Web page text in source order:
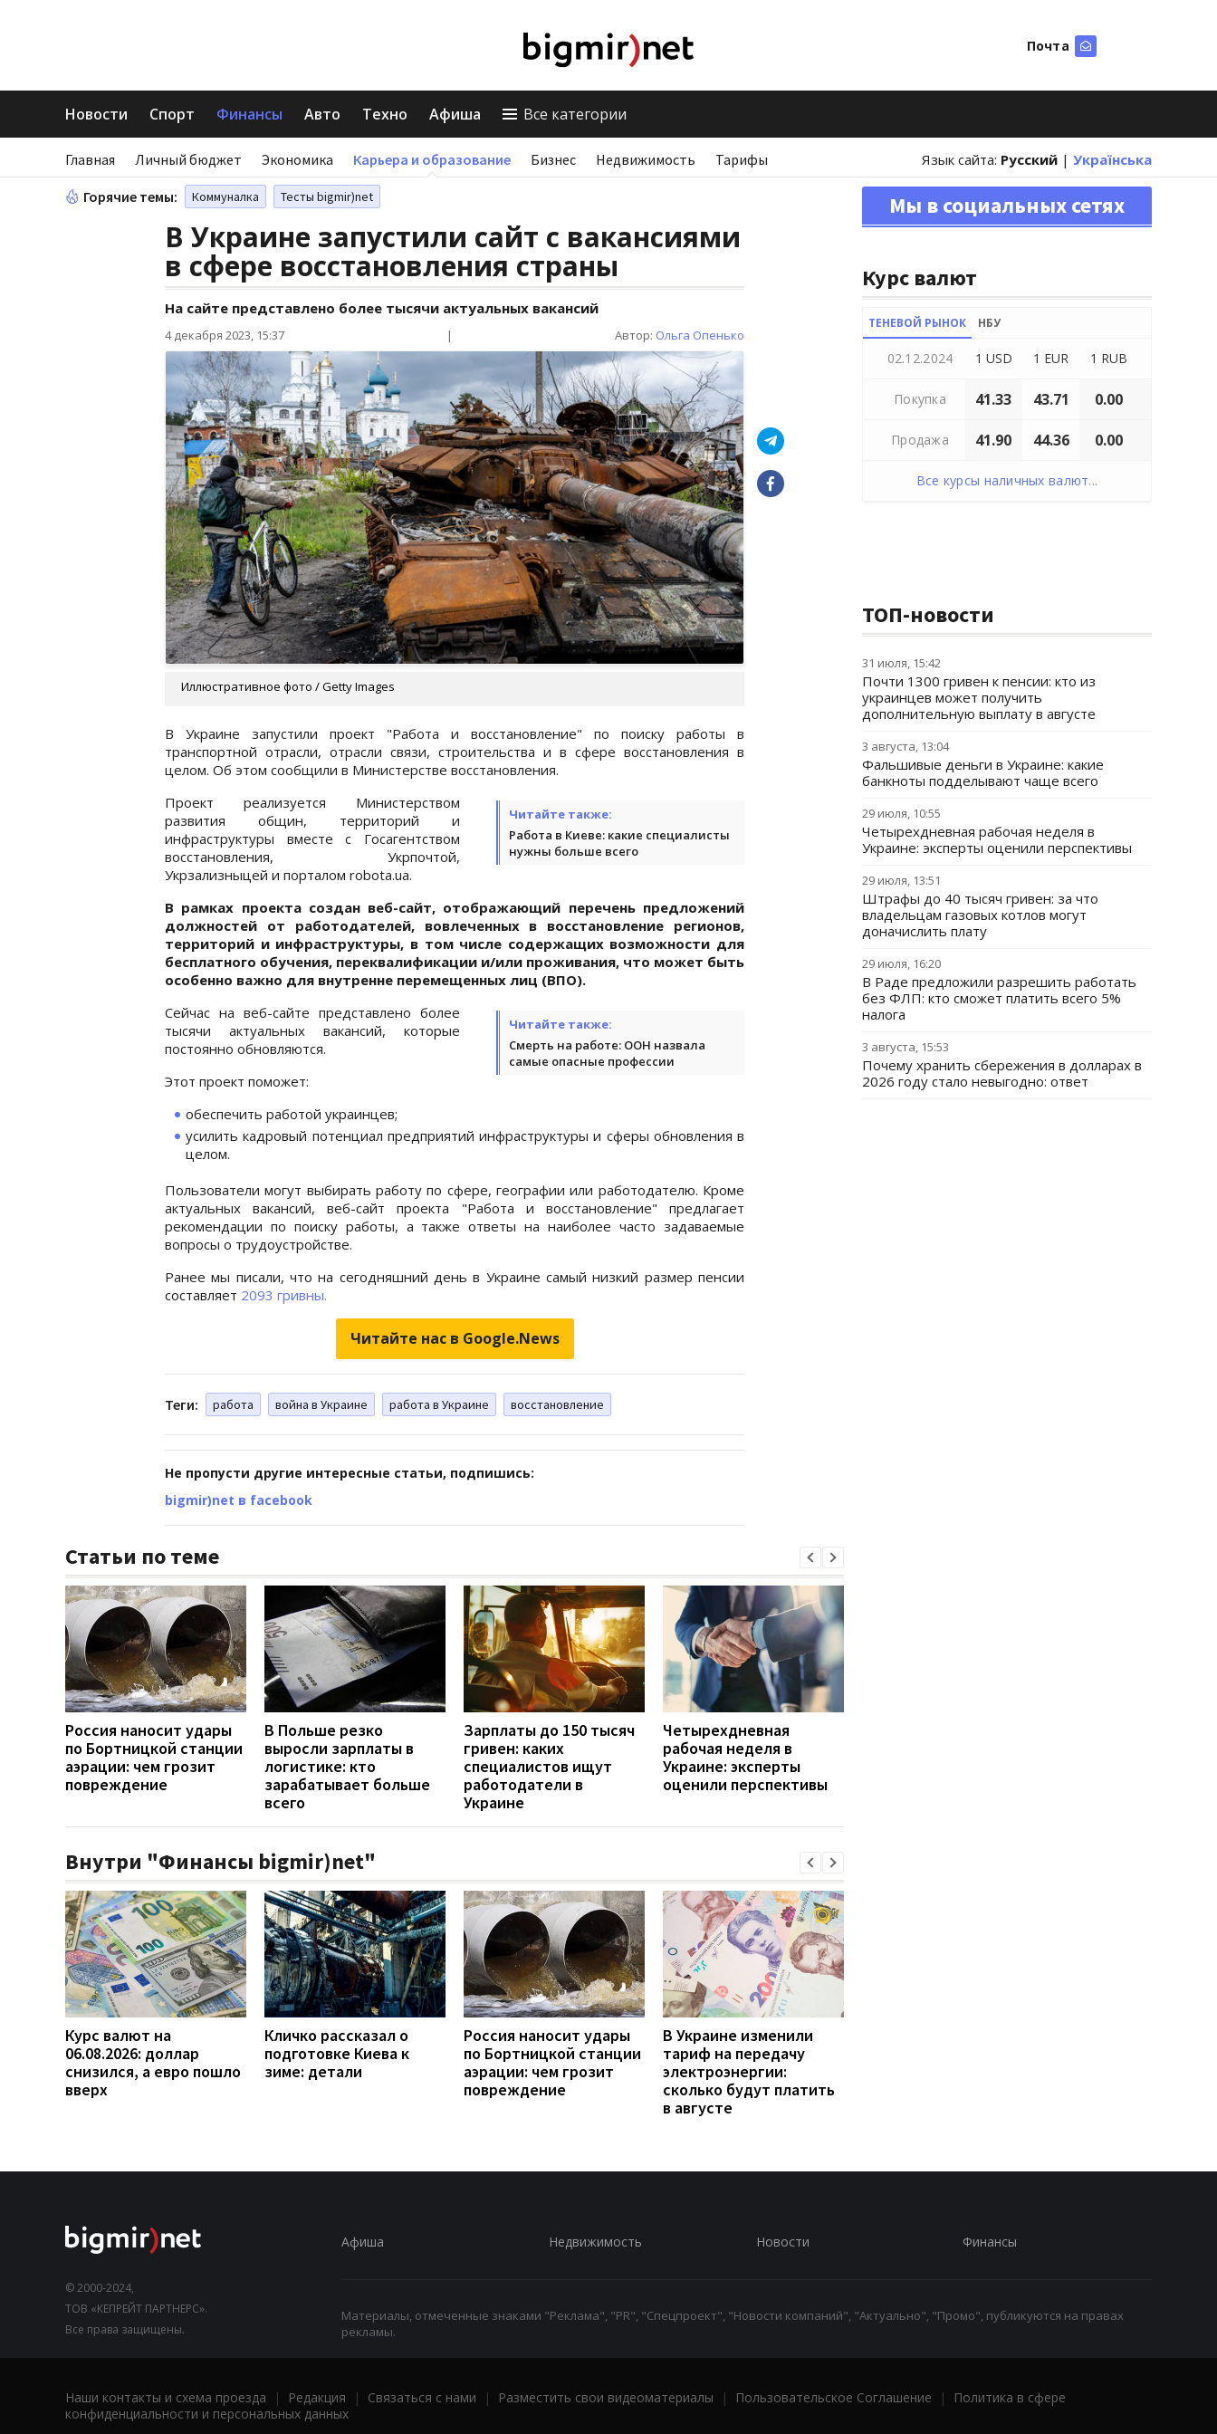
Почта
Новости Спорт Финансы Авто Техно Афиша Все категории
Главная Личный бюджет Экономика Карьера и образование Бизнес Недвижимость Тарифы Язык сайта: Русский | Українська
Горячие темы: Коммуналка Тесты bigmir)net
В Украине запустили сайт с вакансиями
в сфере восстановления страны
На сайте представлено более тысячи актуальных вакансий
4 декабря 2023, 15:37 | Автор: Ольга Опенько
Иллюстративное фото / Getty Images
В Украине запустили проект "Работа и восстановление" по поиску работы в
транспортной отрасли, отрасли связи, строительства и в сфере восстановления в
целом. Об этом сообщили в Министерстве восстановления.
Читайте также:
Работа в Киеве: какие специалисты
нужны больше всего
Проект реализуется Министерством
развития общин, территорий и
инфраструктуры вместе с Госагентством
восстановления, Укрпочтой,
Укрзализныцей и порталом robota.ua.
В рамках проекта создан веб-сайт, отображающий перечень предложений
должностей от работодателей, вовлеченных в восстановление регионов,
территорий и инфраструктуры, в том числе содержащих возможности для
бесплатного обучения, переквалификации и/или проживания, что может быть
особенно важно для внутренне перемещенных лиц (ВПО).
Читайте также:
Смерть на работе: ООН назвала
самые опасные профессии
Сейчас на веб-сайте представлено более
тысячи актуальных вакансий, которые
постоянно обновляются.
Этот проект поможет:
обеспечить работой украинцев;
усилить кадровый потенциал предприятий инфраструктуры и сферы обновления в
целом.
Пользователи могут выбирать работу по сфере, географии или работодателю. Кроме
актуальных вакансий, веб-сайт проекта "Работа и восстановление" предлагает
рекомендации по поиску работы, а также ответы на наиболее часто задаваемые
вопросы о трудоустройстве.
Ранее мы писали, что на сегодняшний день в Украине самый низкий размер пенсии
составляет 2093 гривны.
Читайте нас в Google.News
Теги: работа война в Украине работа в Украине восстановление
Не пропусти другие интересные статьи, подпишись:
bigmir)net в facebook
Статьи по теме
Россия наносит удары
по Бортницкой станции
аэрации: чем грозит
повреждение
В Польше резко
выросли зарплаты в
логистике: кто
зарабатывает больше
всего
Зарплаты до 150 тысяч
гривен: каких
специалистов ищут
работодатели в
Украине
Четырехдневная
рабочая неделя в
Украине: эксперты
оценили перспективы
Внутри "Финансы bigmir)net"
Курс валют на
06.08.2026: доллар
снизился, а евро пошло
вверх
Кличко рассказал о
подготовке Киева к
зиме: детали
Россия наносит удары
по Бортницкой станции
аэрации: чем грозит
повреждение
В Украине изменили
тариф на передачу
электроэнергии:
сколько будут платить
в августе
Мы в социальных сетях
Курс валют
ТЕНЕВОЙ РЫНОК НБУ
02.12.2024 1 USD 1 EUR 1 RUB
Покупка 41.33 43.71 0.00
Продажа 41.90 44.36 0.00
Все курсы наличных валют...
ТОП-новости
31 июля, 15:42
Почти 1300 гривен к пенсии: кто из
украинцев может получить
дополнительную выплату в августе
3 августа, 13:04
Фальшивые деньги в Украине: какие
банкноты подделывают чаще всего
29 июля, 10:55
Четырехдневная рабочая неделя в
Украине: эксперты оценили перспективы
29 июля, 13:51
Штрафы до 40 тысяч гривен: за что
владельцам газовых котлов могут
доначислить плату
29 июля, 16:20
В Раде предложили разрешить работать
без ФЛП: кто сможет платить всего 5%
налога
3 августа, 15:53
Почему хранить сбережения в долларах в
2026 году стало невыгодно: ответ
© 2000-2024,
ТОВ «КЕПРЕЙТ ПАРТНЕРС».
Все права защищены.
Афиша Недвижимость Новости Финансы
Материалы, отмеченные знаками "Реклама", "PR", "Спецпроект", "Новости компаний", "Актуально", "Промо", публикуются на правах
рекламы.
Наши контакты и схема проезда | Редакция | Связаться с нами | Разместить свои видеоматериалы | Пользовательское Соглашение |
Политика в сфере
конфиденциальности и персональных данных